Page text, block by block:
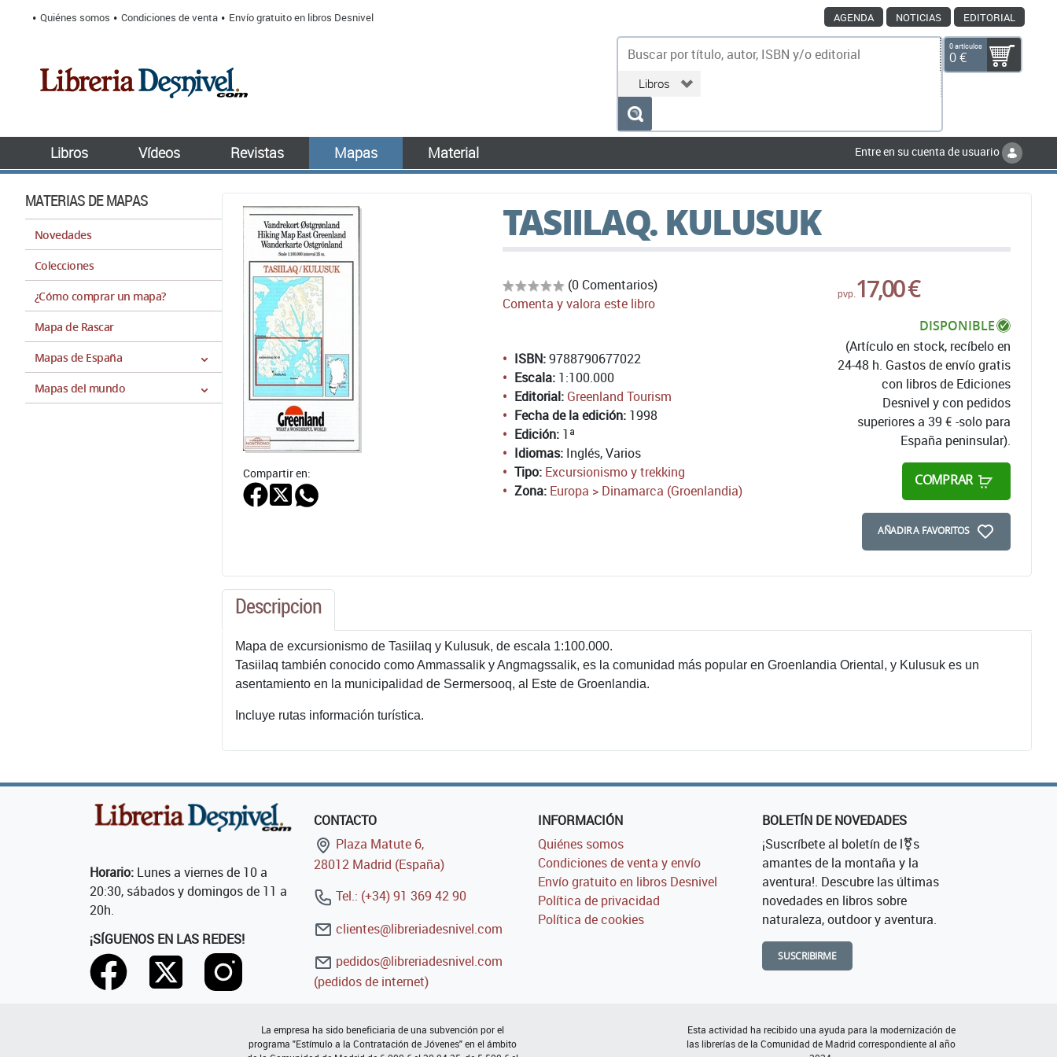
Quiénes somos Condiciones de venta Envío gratuito en libros Desnivel AGENDA NOTICIAS EDITORIAL
0 artículos
0 €
Libros Vídeos Revistas Mapas Material Entre en su cuenta de usuario
MATERIAS DE MAPAS
Novedades
Colecciones
¿Cómo comprar un mapa?
Mapa de Rascar
Mapas de España
Mapas del mundo
TASIILAQ. KULUSUK
Compartir en:
(0 Comentarios)
Comenta y valora este libro
pvp.17,00 €
DISPONIBLE
(Artículo en stock, recíbelo en
24-48 h. Gastos de envío gratis
con libros de Ediciones
Desnivel y con pedidos
superiores a 39 € -solo para
España peninsular).
COMPRAR
AÑADIR A FAVORITOS
ISBN:9788790677022
Escala: 1:100.000
Editorial: Greenland Tourism
Fecha de la edición: 1998
Edición: 1ª
Idiomas: Inglés, Varios
Tipo: Excursionismo y trekking
Zona: Europa > Dinamarca (Groenlandia)
Descripcion
Mapa de excursionismo de Tasiilaq y Kulusuk, de escala 1:100.000.
Tasiilaq también conocido como Ammassalik y Angmagssalik, es la comunidad más popular en Groenlandia Oriental, y Kulusuk es un
asentamiento en la municipalidad de Sermersooq, al Este de Groenlandia.
Incluye rutas información turística.
Horario: Lunes a viernes de 10 a
20:30, sábados y domingos de 11 a
20h.
¡SÍGUENOS EN LAS REDES!
CONTACTO
Plaza Matute 6,
28012 Madrid (España)
Tel.: (+34) 91 369 42 90
clientes@libreriadesnivel.com
pedidos@libreriadesnivel.com
(pedidos de internet)
INFORMACIÓN
Quiénes somos
Condiciones de venta y envío
Envío gratuito en libros Desnivel
Política de privacidad
Política de cookies
BOLETÍN DE NOVEDADES
¡Suscríbete al boletín de l⚧s
amantes de la montaña y la
aventura!. Descubre las últimas
novedades en libros sobre
naturaleza, outdoor y aventura.
SUSCRIBIRME
La empresa ha sido beneficiaria de una subvención por el
programa "Estímulo a la Contratación de Jóvenes" en el ámbito
Esta actividad ha recibido una ayuda para la modernización de
las librerías de la Comunidad de Madrid correspondiente al año